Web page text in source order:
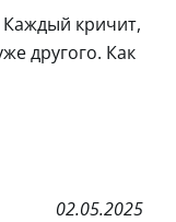
кричит,
другого. Как
02.05.2025